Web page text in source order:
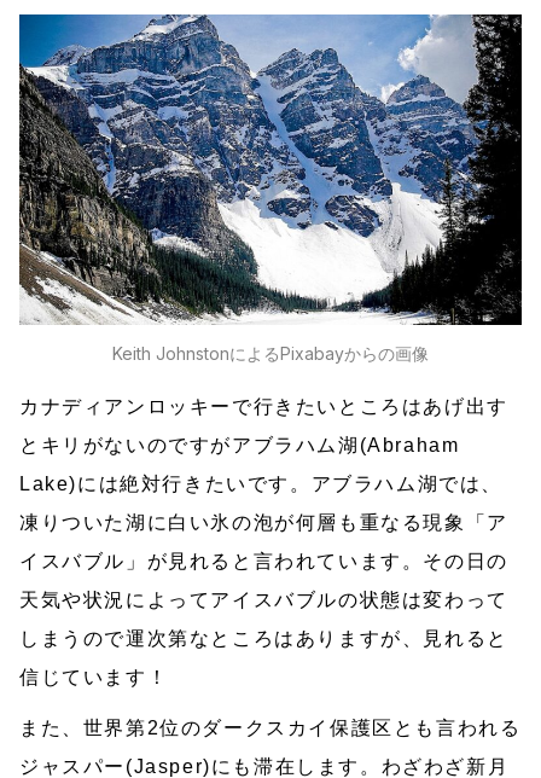
Keith JohnstonによるPixabayからの画像
カナディアンロッキーで行きたいところはあげ出す
とキリがないのですがアブラハム湖(Abraham
Lake)には絶対行きたいです。アブラハム湖では、
凍りついた湖に白い氷の泡が何層も重なる現象「ア
イスバブル」が見れると言われています。その日の
天気や状況によってアイスバブルの状態は変わって
しまうので運次第なところはありますが、見れると
信じています！
また、世界第2位のダークスカイ保護区とも言われる
ジャスパー(Jasper)にも滞在します。わざわざ新月